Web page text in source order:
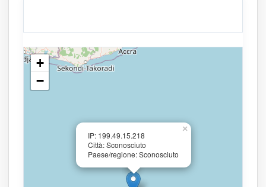
IP: 199.49.15.218
Città: Sconosciuto
Paese/regione: Sconosciuto
×
+
−